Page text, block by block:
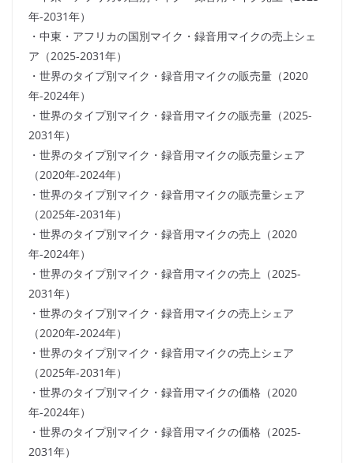
年-2031年）
・中東・アフリカの国別マイク・録音用マイクの売上シェ
ア（2025-2031年）
・世界のタイプ別マイク・録音用マイクの販売量（2020
年-2024年）
・世界のタイプ別マイク・録音用マイクの販売量（2025-
2031年）
・世界のタイプ別マイク・録音用マイクの販売量シェア
（2020年-2024年）
・世界のタイプ別マイク・録音用マイクの販売量シェア
（2025年-2031年）
・世界のタイプ別マイク・録音用マイクの売上（2020
年-2024年）
・世界のタイプ別マイク・録音用マイクの売上（2025-
2031年）
・世界のタイプ別マイク・録音用マイクの売上シェア
（2020年-2024年）
・世界のタイプ別マイク・録音用マイクの売上シェア
（2025年-2031年）
・世界のタイプ別マイク・録音用マイクの価格（2020
年-2024年）
・世界のタイプ別マイク・録音用マイクの価格（2025-
2031年）